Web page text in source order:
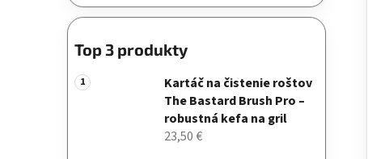
Top 3 produkty
Kartáč na čistenie roštov
The Bastard Brush Pro –
robustná kefa na gril
23,50 €